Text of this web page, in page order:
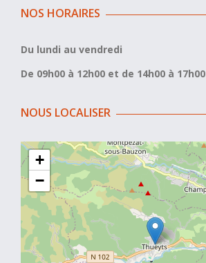
NOS HORAIRES
Du lundi au vendredi
De 09h00 à 12h00 et de 14h00 à 17h00
NOUS LOCALISER
+
−